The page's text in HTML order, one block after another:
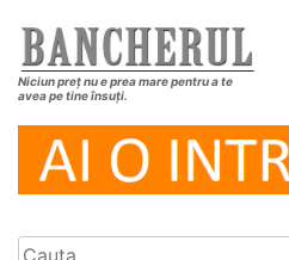
Niciun preț nu e prea mare pentru a te
avea pe tine însuți.